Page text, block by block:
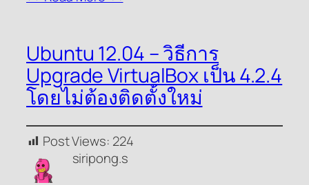
Ubuntu 12.04 – วิธีการ
Upgrade VirtualBox เป็น 4.2.4
โดยไม่ต้องติดตั้งใหม่
Post Views: 224
siripong.s